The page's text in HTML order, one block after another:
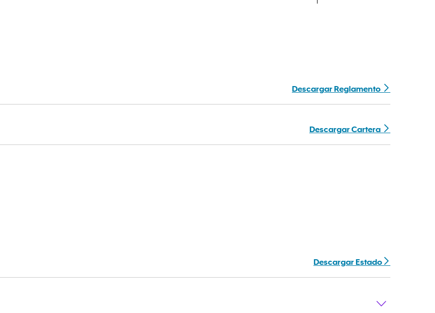
Descargar Reglamento
Descargar Cartera
Descargar Estado